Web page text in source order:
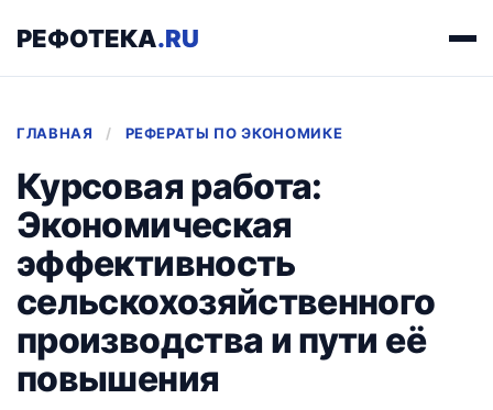
РЕФОТЕКА.RU
ГЛАВНАЯ / РЕФЕРАТЫ ПО ЭКОНОМИКЕ
Курсовая работа:
Экономическая
эффективность
сельскохозяйственного
производства и пути её
повышения